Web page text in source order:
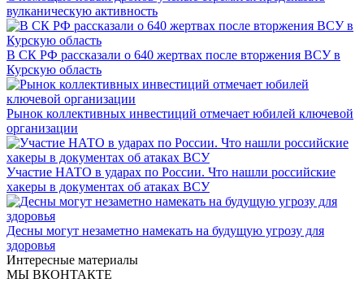
вулканическую активность
В СК РФ рассказали о 640 жертвах после вторжения ВСУ в
Курскую область
Рынок коллективных инвестиций отмечает юбилей ключевой
организации
Участие НАТО в ударах по России. Что нашли российские
хакеры в документах об атаках ВСУ
Десны могут незаметно намекать на будущую угрозу для
здоровья
Интересные материалы
МЫ ВКОНТАКТЕ